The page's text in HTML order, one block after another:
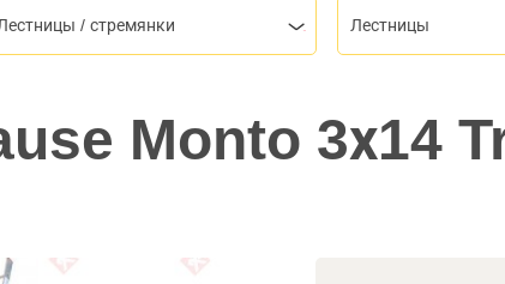
/ стремянки Лестницы
Monto 3х14